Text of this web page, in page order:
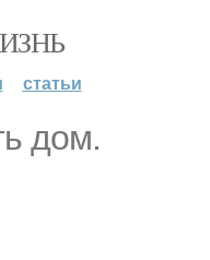
статьи
дом.